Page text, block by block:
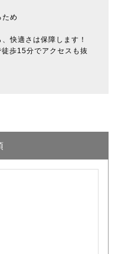
め
快適さは保障します！
歩15分でアクセスも抜